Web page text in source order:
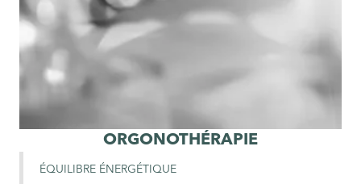
ORGONOTHÉRAPIE
ÉQUILIBRE ÉNERGÉTIQUE